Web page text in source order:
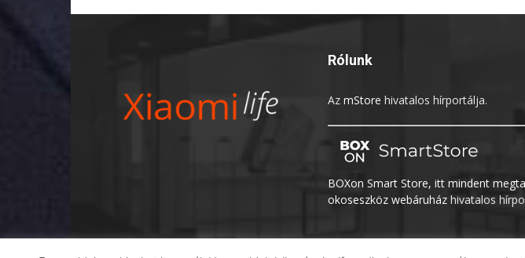
Rólunk
Az mStore hivatalos hírportálja.
BOXon Smart Store, itt mindent
okoseszköz webáruház hivatalos